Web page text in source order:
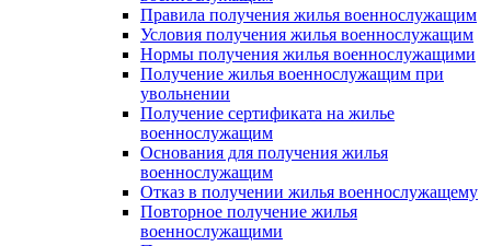
Правила получения жилья военнослужащим
Условия получения жилья военнослужащим
Нормы получения жилья военнослужащими
Получение жилья военнослужащим при
увольнении
Получение сертификата на жилье
военнослужащим
Основания для получения жилья
военнослужащим
Отказ в получении жилья военнослужащему
Повторное получение жилья
военнослужащими